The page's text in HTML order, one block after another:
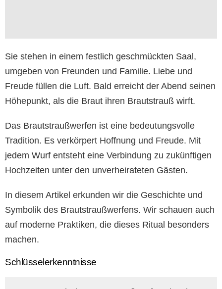
Sie stehen in einem festlich geschmückten Saal,
umgeben von Freunden und Familie. Liebe und
Freude füllen die Luft. Bald erreicht der Abend seinen
Höhepunkt, als die Braut ihren Brautstrauß wirft.
Das Brautstraußwerfen ist eine bedeutungsvolle
Tradition. Es verkörpert Hoffnung und Freude. Mit
jedem Wurf entsteht eine Verbindung zu zukünftigen
Hochzeiten unter den unverheirateten Gästen.
In diesem Artikel erkunden wir die Geschichte und
Symbolik des Brautstraußwerfens. Wir schauen auch
auf moderne Praktiken, die dieses Ritual besonders
machen.
Schlüsselerkenntnisse